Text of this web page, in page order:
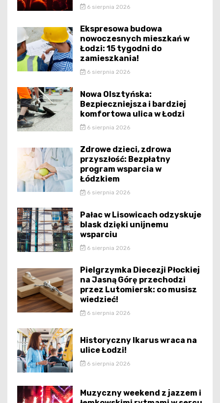
6 sierpnia 2026
Ekspresowa budowa
nowoczesnych mieszkań w
Łodzi: 15 tygodni do
zamieszkania!
6 sierpnia 2026
Nowa Olsztyńska:
Bezpieczniejsza i bardziej
komfortowa ulica w Łodzi
6 sierpnia 2026
Zdrowe dzieci, zdrowa
przyszłość: Bezpłatny
program wsparcia w
Łódzkiem
6 sierpnia 2026
Pałac w Lisowicach odzyskuje
blask dzięki unijnemu
wsparciu
6 sierpnia 2026
Pielgrzymka Diecezji Płockiej
na Jasną Górę przechodzi
przez Lutomiersk: co musisz
wiedzieć!
6 sierpnia 2026
Historyczny Ikarus wraca na
ulice Łodzi!
6 sierpnia 2026
Muzyczny weekend z jazzem i